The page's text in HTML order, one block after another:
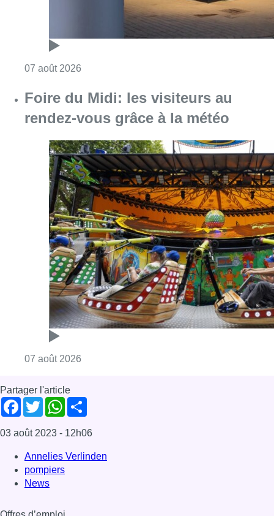
07 août 2026
Foire du Midi: les visiteurs au
rendez-vous grâce à la météo
07 août 2026
Partager l'article
Facebook
TwitterWhatsApp
03 août 2023 - 12h06
Annelies Verlinden
pompiers
News